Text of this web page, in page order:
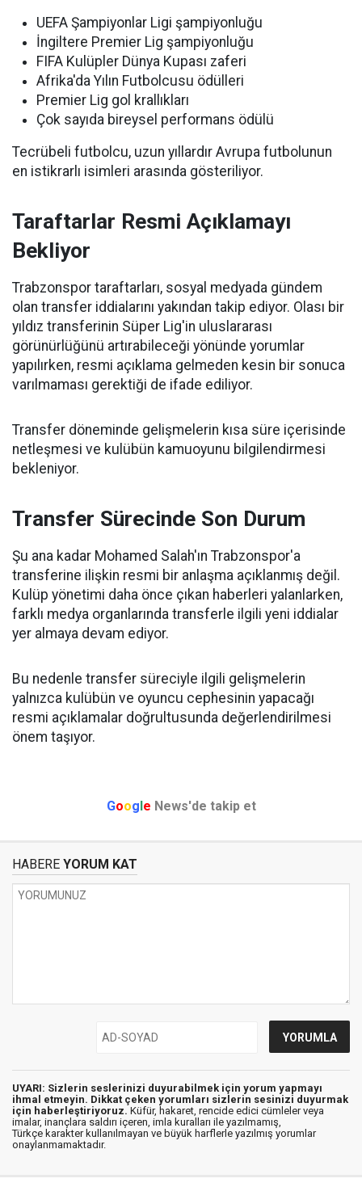
UEFA Şampiyonlar Ligi şampiyonluğu
İngiltere Premier Lig şampiyonluğu
FIFA Kulüpler Dünya Kupası zaferi
Afrika'da Yılın Futbolcusu ödülleri
Premier Lig gol krallıkları
Çok sayıda bireysel performans ödülü
Tecrübeli futbolcu, uzun yıllardır Avrupa futbolunun
en istikrarlı isimleri arasında gösteriliyor.
Taraftarlar Resmi Açıklamayı
Bekliyor
Trabzonspor taraftarları, sosyal medyada gündem
olan transfer iddialarını yakından takip ediyor. Olası bir
yıldız transferinin Süper Lig'in uluslararası
görünürlüğünü artırabileceği yönünde yorumlar
yapılırken, resmi açıklama gelmeden kesin bir sonuca
varılmaması gerektiği de ifade ediliyor.
Transfer döneminde gelişmelerin kısa süre içerisinde
netleşmesi ve kulübün kamuoyunu bilgilendirmesi
bekleniyor.
Transfer Sürecinde Son Durum
Şu ana kadar Mohamed Salah'ın Trabzonspor'a
transferine ilişkin resmi bir anlaşma açıklanmış değil.
Kulüp yönetimi daha önce çıkan haberleri yalanlarken,
farklı medya organlarında transferle ilgili yeni iddialar
yer almaya devam ediyor.
Bu nedenle transfer süreciyle ilgili gelişmelerin
yalnızca kulübün ve oyuncu cephesinin yapacağı
resmi açıklamalar doğrultusunda değerlendirilmesi
önem taşıyor.
Goog e News'de takip et
HABERE YORUM KAT
UYARI: Sizlerin seslerinizi duyurabilmek için yorum yapmayı
ihmal etmeyin. Dikkat çeken yorumları sizlerin sesinizi duyurmak
için haberleştiriyoruz. Küfür, hakaret, rencide edici cümleler veya
imalar, inançlara saldırı içeren, imla kuralları ile yazılmamış,
Türkçe karakter kullanılmayan ve büyük harflerle yazılmış yorumlar
onaylanmamaktadır.